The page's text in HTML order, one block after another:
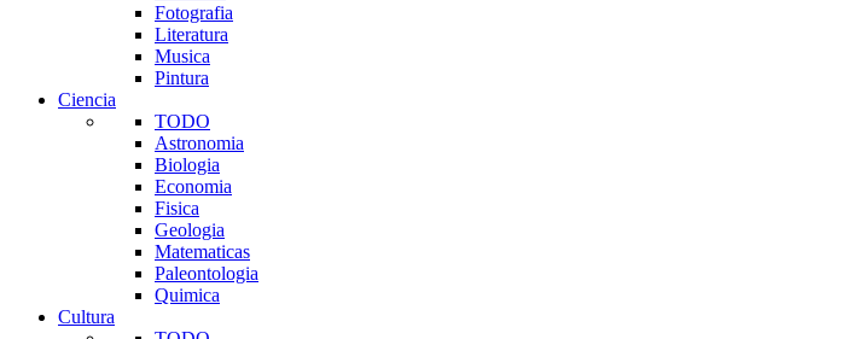
Fotografia
Literatura
Musica
Pintura
Ciencia
TODO
Astronomia
Biologia
Economia
Fisica
Geologia
Matematicas
Paleontologia
Quimica
Cultura